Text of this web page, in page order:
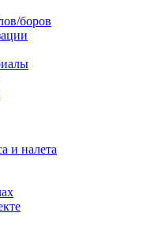
боров
и налета